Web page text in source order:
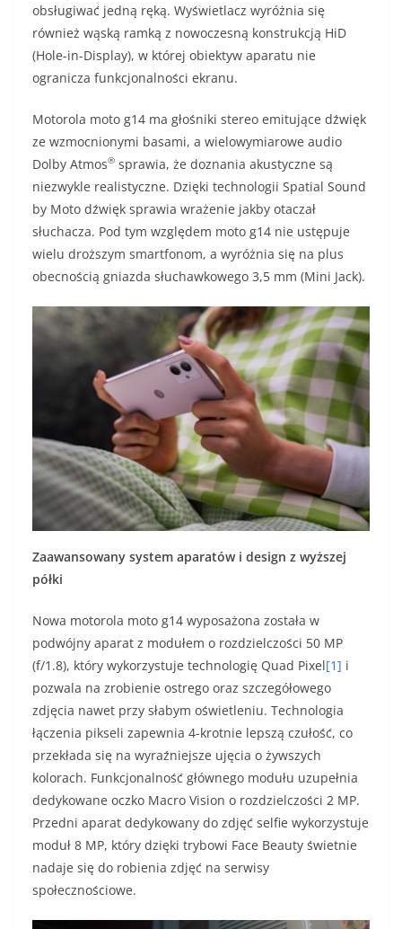
obsługiwać jedną ręką. Wyświetlacz wyróżnia się
również wąską ramką z nowoczesną konstrukcją HiD
(Hole-in-Display), w której obiektyw aparatu nie
ogranicza funkcjonalności ekranu.
Motorola moto g14 ma głośniki stereo emitujące dźwięk
ze wzmocnionymi basami, a wielowymiarowe audio
Dolby Atmos® sprawia, że doznania akustyczne są
niezwykle realistyczne. Dzięki technologii Spatial Sound
by Moto dźwięk sprawia wrażenie jakby otaczał
słuchacza. Pod tym względem moto g14 nie ustępuje
wielu droższym smartfonom, a wyróżnia się na plus
obecnością gniazda słuchawkowego 3,5 mm (Mini Jack).
Zaawansowany system aparatów i design z wyższej
półki
Nowa motorola moto g14 wyposażona została w
podwójny aparat z modułem o rozdzielczości 50 MP
(f/1.8), który wykorzystuje technologię Quad Pixel[1] i
pozwala na zrobienie ostrego oraz szczegółowego
zdjęcia nawet przy słabym oświetleniu. Technologia
łączenia pikseli zapewnia 4-krotnie lepszą czułość, co
przekłada się na wyraźniejsze ujęcia o żywszych
kolorach. Funkcjonalność głównego modułu uzupełnia
dedykowane oczko Macro Vision o rozdzielczości 2 MP.
Przedni aparat dedykowany do zdjęć selfie wykorzystuje
moduł 8 MP, który dzięki trybowi Face Beauty świetnie
nadaje się do robienia zdjęć na serwisy
społecznościowe.